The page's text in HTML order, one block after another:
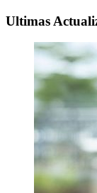
Ultimas